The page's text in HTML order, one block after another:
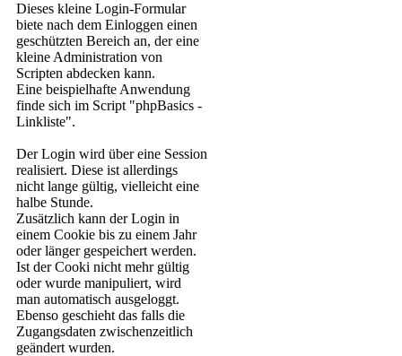
Dieses kleine Login-Formular
biete nach dem Einloggen einen
geschützten Bereich an, der eine
kleine Administration von
Scripten abdecken kann.
Eine beispielhafte Anwendung
finde sich im Script "phpBasics -
Linkliste".
Der Login wird über eine Session
realisiert. Diese ist allerdings
nicht lange gültig, vielleicht eine
halbe Stunde.
Zusätzlich kann der Login in
einem Cookie bis zu einem Jahr
oder länger gespeichert werden.
Ist der Cooki nicht mehr gültig
oder wurde manipuliert, wird
man automatisch ausgeloggt.
Ebenso geschieht das falls die
Zugangsdaten zwischenzeitlich
geändert wurden.